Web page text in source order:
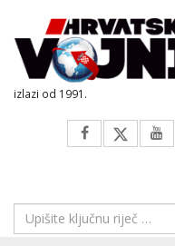
izlazi od 1991.